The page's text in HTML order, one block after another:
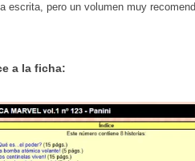
pero un volumen muy
a la ficha: